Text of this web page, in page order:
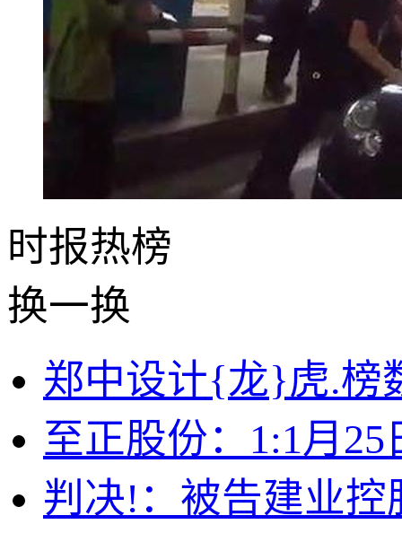
时报热榜
换一换
郑中设计{龙}虎.榜
至正股份：1:1月
判决!：被告建业控